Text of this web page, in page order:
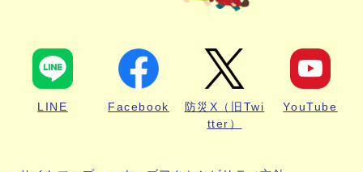
LINE Facebook
防災X（旧Twi
tter）
YouTube